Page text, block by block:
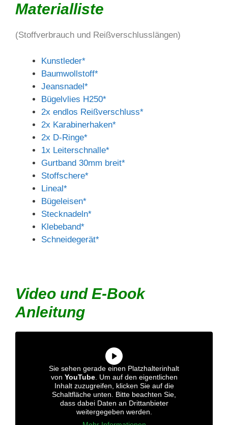
Materialliste
(Stoffverbrauch und Reißverschlusslängen)
Kunstleder*
Baumwollstoff*
Jeansnadel*
Bügelvlies H250*
2x endlos Reißverschluss*
2x Karabinerhaken*
2x D-Ringe*
1x Leiterschnalle*
Gurtband 30mm breit*
Stoffschere*
Lineal*
Bügeleisen*
Stecknadeln*
Klebeband*
Schneidegerät*
Video und E-Book
Anleitung
Sie sehen gerade einen
Platzhalterinhalt vonYouTube. Um
auf den eigentlichen Inhalt
zuzugreifen, klicken Sie auf die
Schaltfläche unten. Bitte beachten Sie,
dass dabei Daten an Drittanbieter
weitergegeben werden.